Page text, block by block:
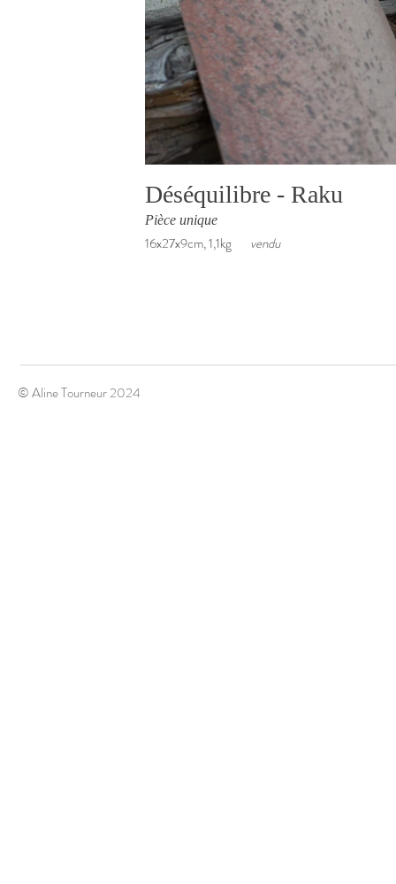
Déséquilibre - Raku
Pièce unique
16x27x9cm, 1,1kg vendu
© Aline Tourneur 2024